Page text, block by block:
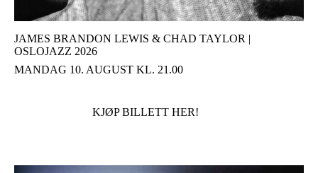
JAMES BRANDON LEWIS & CHAD TAYLOR |
OSLOJAZZ 2026
MANDAG 10. AUGUST KL. 21.00
KJØP BILLETT HER!